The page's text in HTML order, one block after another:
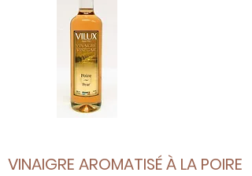
VINAIGRE AROMATISÉ À LA POIRE